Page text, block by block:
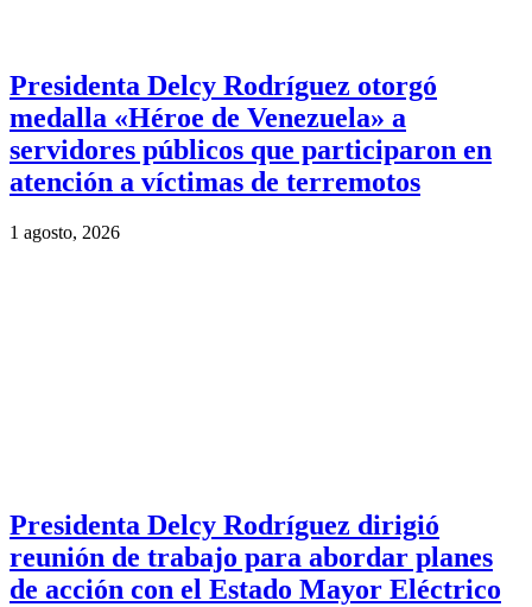
Presidenta Delcy Rodríguez otorgó
medalla «Héroe de Venezuela» a
servidores públicos que participaron en
atención a víctimas de terremotos
1 agosto, 2026
Presidenta Delcy Rodríguez dirigió
reunión de trabajo para abordar planes
de acción con el Estado Mayor Eléctrico